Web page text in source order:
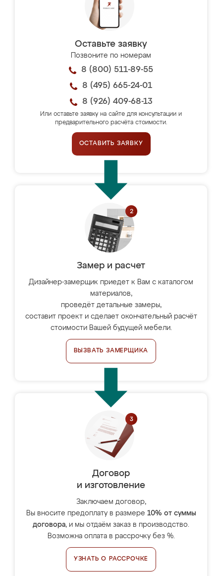
Оставьте заявку
Позвоните по номерам
8 (800) 511-89-55
8 (495) 665-24-01
8 (926) 409-68-13
Или оставьте заявку на сайте для консультации и
предварительного расчёта стоимости.
ОСТАВИТЬ ЗАЯВКУ
Замер и расчет
Дизайнер-замерщик приедет к Вам с каталогом
материалов,
проведёт детальные замеры,
составит проект и сделает окончательный расчёт
стоимости Вашей будущей мебели.
ВЫЗВАТЬ ЗАМЕРЩИКА
Договор
и изготовление
Заключаем договор,
Вы вносите предоплату в размере 10% от суммы
договора, и мы отдаём заказ в производство.
Возможна оплата в рассрочку без %.
УЗНАТЬ О РАССРОЧКЕ